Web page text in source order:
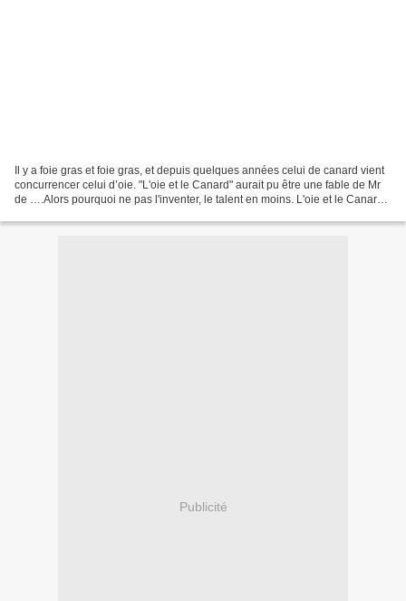
Il y a foie gras et foie gras, et depuis quelques années celui de canard vient
concurrencer celui d’oie. "L'oie et le Canard" aurait pu être une fable de Mr
de ….Alors pourquoi ne pas l'inventer, le talent en moins. L'oie et le Canard
Publicité